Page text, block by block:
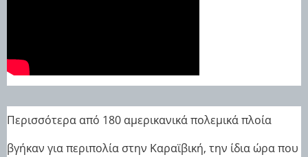
Περισσότερα από 180 αμερικανικά πολεμικά πλοία
βγήκαν για περιπολία στην Καραϊβική, την ίδια ώρα που